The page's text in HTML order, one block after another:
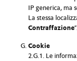
IP generica, ma
La stessa
Contraffazione
Cookie
2.G.1. Le